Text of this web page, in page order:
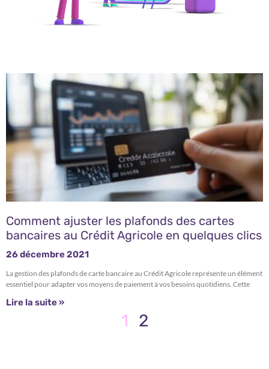
Comment ajuster les plafonds des cartes
bancaires au Crédit Agricole en quelques clics
26 décembre 2021
La gestion des plafonds de carte bancaire au Crédit Agricole représente un élément
essentiel pour adapter vos moyens de paiement à vos besoins quotidiens. Cette
Lire la suite »
1 2